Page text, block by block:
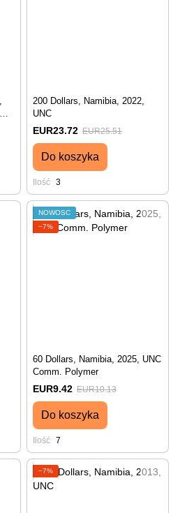
200 Dollars, Namibia, 2022,
UNC
EUR23.72 EUR25.51
Do koszyka
Ilość 3
NOWOŚĆ
−7%
60 Dollars, Namibia, 2025, UNC
Comm. Polymer
EUR9.42 EUR10.13
Do koszyka
Ilość 7
−7%